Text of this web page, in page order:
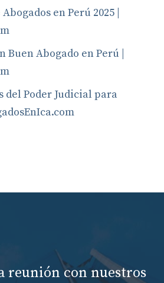
en Perú 2025 |
Abogado en Perú |
del Poder Judicial para
reunión con nuestros